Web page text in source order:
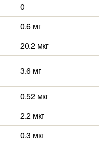
0
0.6 мг
20.2 мкг
3.6 мг
0.52 мкг
2.2 мкг
0.3 мкг